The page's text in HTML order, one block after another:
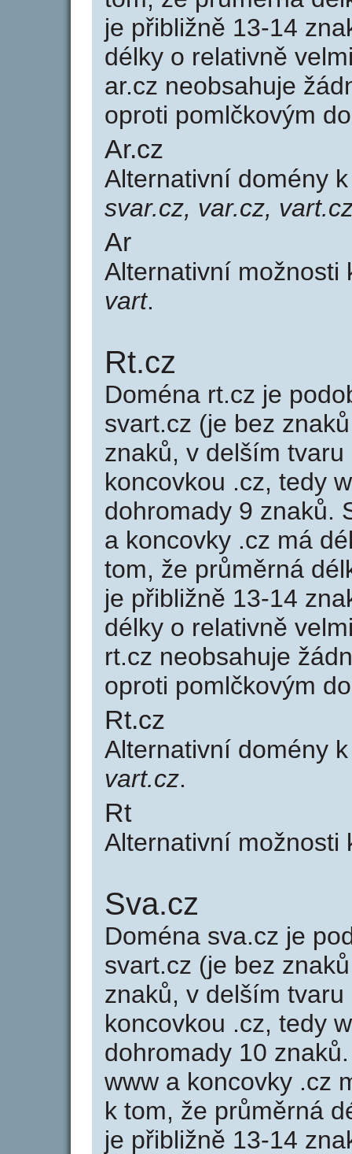
je přibližně 13-14
délky o relativně
ar.cz neobsahuje
oproti pomlčkovým
Ar.cz
Alternativní domény
svar.cz, var.cz,
Ar
Alternativní možnosti
vart.
Rt.cz
Doména rt.cz je
svart.cz (je bez
znaků, v delším
koncovkou .cz, tedy
dohromady 9 znaků.
a koncovky .cz má
tom, že průměrná
je přibližně 13-14
délky o relativně
rt.cz neobsahuje
oproti pomlčkovým
Rt.cz
Alternativní domény
vart.cz.
Rt
Alternativní možnosti
Sva.cz
Doména sva.cz je
svart.cz (je bez
znaků, v delším
koncovkou .cz, tedy
dohromady 10
www a koncovky .cz
k tom, že průměrná
je přibližně 13-14